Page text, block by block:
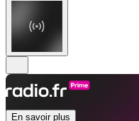
En savoir plus